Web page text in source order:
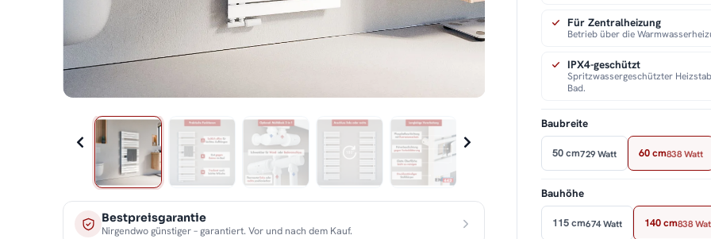
Bestpreisgarantie
Nirgendwo günstiger – garantiert. Vor und nach dem Kauf.
Für Zentralheizung
Betrieb über die
IPX4-geschützt
Spritzwassergeschützter
Bad.
Baubreite
50 cm729 Watt 60 cm838 Watt
Bauhöhe
115 cm674 Watt 140 cm838